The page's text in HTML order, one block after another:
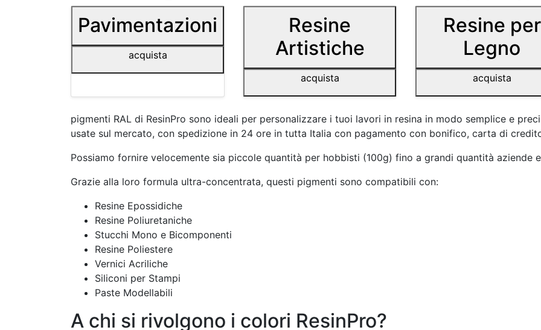
Pavimentazioni
acquista
Resine
Artistiche
acquista
Resine per
Legno
acquista
pigmenti RAL di ResinPro sono ideali per personalizzare i tuoi lavori in resina in modo semplice e
usate sul mercato, con spedizione in 24 ore in tutta Italia con pagamento con bonifico, carta di
Possiamo fornire velocemente sia piccole quantità per hobbisti (100g) fino a grandi quantità aziende
Grazie alla loro formula ultra-concentrata, questi pigmenti sono compatibili con:
Resine Epossidiche
Resine Poliuretaniche
Stucchi Mono e Bicomponenti
Resine Poliestere
Vernici Acriliche
Siliconi per Stampi
Paste Modellabili
A chi si rivolgono i colori ResinPro?